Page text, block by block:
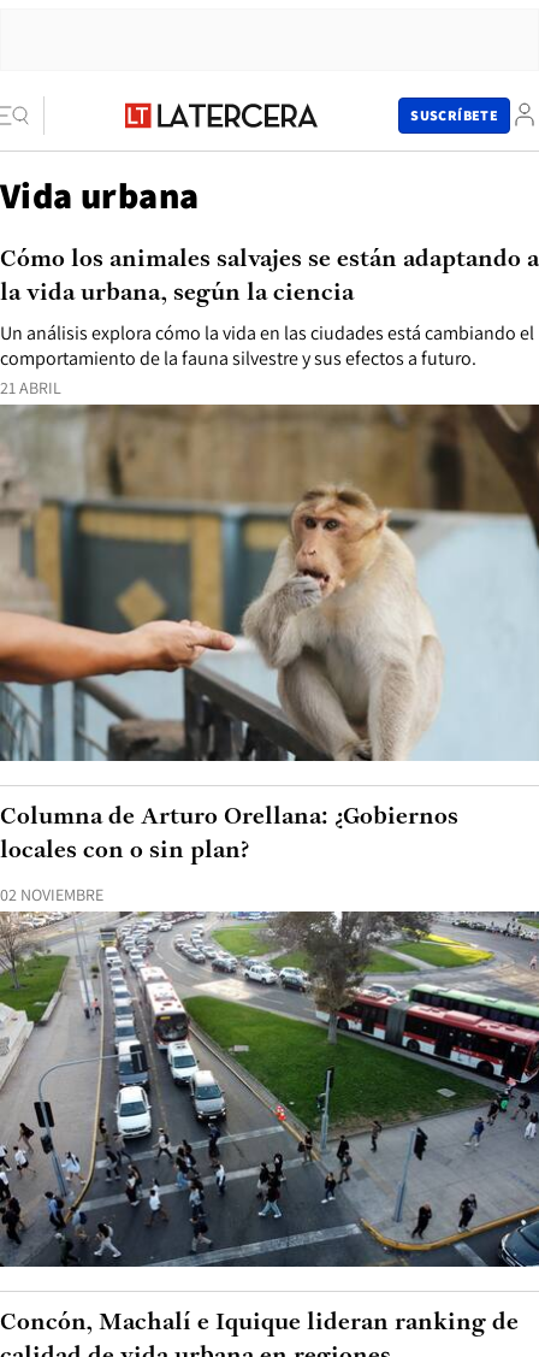
SUSCRÍBETE
Vida urbana
21 ABRIL
Un análisis explora cómo la vida en las ciudades está cambiando el
comportamiento de la fauna silvestre y sus efectos a futuro.
Cómo los animales salvajes se están adaptando a
la vida urbana, según la ciencia
02 NOVIEMBRE
Columna de Arturo Orellana: ¿Gobiernos
locales con o sin plan?
Concón, Machalí e Iquique lideran ranking de